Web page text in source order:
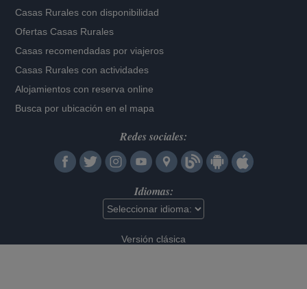
Casas Rurales con disponibilidad
Ofertas Casas Rurales
Casas recomendadas por viajeros
Casas Rurales con actividades
Alojamientos con reserva online
Busca por ubicación en el mapa
Redes sociales:
Idiomas:
Versión clásica